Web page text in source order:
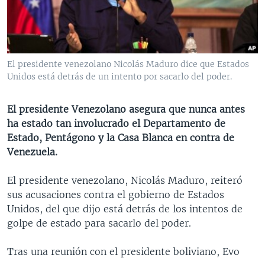
VENEZUELA
BRASIL
NICARAGUA
ECONOMÍA
ENTRETENIMIENTO Y CULTURA
TECNOLOGÍA
DEPORTES
MULTIMEDIA
VIDEOS
FOTOGRAFÍA
AUDIOS
PROGRAMAS TV
EL MUNDO AL DÍA
FORO INTERAMERICANO
LAS CLAVES
PANORAMA
RADIO
AVANCE INFORMATIVO
BUENOS DÍAS AMÉRICA
ESTADOS UNIDOS AL DÍA
FORO [RADIO]
DEPORTIVO INTERNACIONAL
NOTA ECONÓMICA
ENTRETENIMIENTO
DIRECT
Learning English
Idiomas
El presidente venezolano Nicolás Maduro dice que Estados
Unidos está detrás de un intento por sacarlo del poder.
El presidente Venezolano asegura que nunca antes
ha estado tan involucrado el Departamento de
Estado, Pentágono y la Casa Blanca en contra de
Venezuela.
El presidente venezolano, Nicolás Maduro, reiteró
sus acusaciones contra el gobierno de Estados
Unidos, del que dijo está detrás de los intentos de
golpe de estado para sacarlo del poder.
Tras una reunión con el presidente boliviano, Evo